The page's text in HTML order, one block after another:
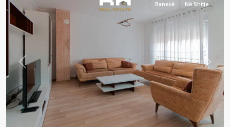
Previous Next
Banesë Në Shitje